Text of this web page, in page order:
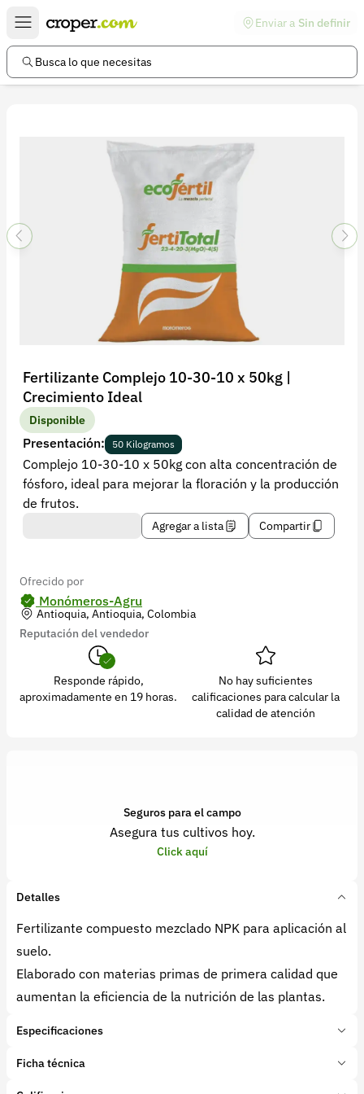
Enviar a Sin definir
Busca lo que necesitas
Fertilizante Complejo 10-30-10 x 50kg |
Crecimiento Ideal
Disponible
Presentación: 50 Kilogramos
Complejo 10-30-10 x 50kg con alta concentración de
fósforo, ideal para mejorar la floración y la producción
de frutos.
Agregar a lista Compartir
Ofrecido por
Monómeros-Agru
Antioquia, Antioquia, Colombia
Reputación del vendedor
Responde rápido,
aproximadamente en 19 horas.
No hay suficientes
calificaciones para calcular la
calidad de atención
Seguros para el campo
Asegura tus cultivos hoy.
Click aquí
Detalles
Fertilizante compuesto mezclado NPK para aplicación al
suelo.
Elaborado con materias primas de primera calidad que
aumentan la eficiencia de la nutrición de las plantas.
Especificaciones
Marca: Ecofértil
Ficha técnica
Enlaces de interés
Preguntas frecuentes
Información legal
Términos y condiciones
Política de privacidad
Recuperar contraseña
Contacto
Soporte
+57 323 2931928
contacto@croper.com
© 2026 Croper.com Todos los derechos reservados
Síguenos